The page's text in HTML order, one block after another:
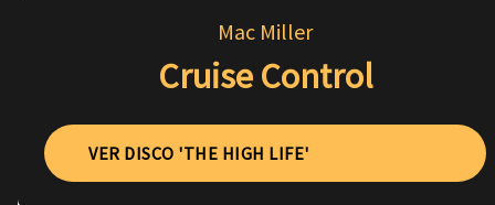
Mac Miller
Cruise Control
VER DISCO 'THE HIGH LIFE'